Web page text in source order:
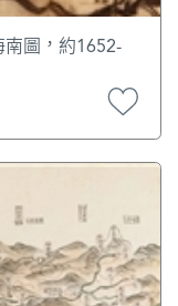
南圖，約1652-